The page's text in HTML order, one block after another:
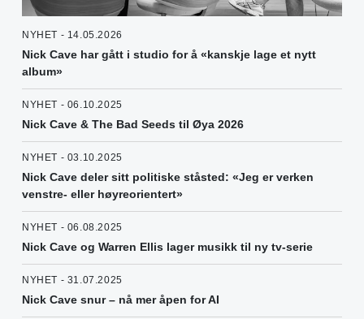
NYHET - 14.05.2026
Nick Cave har gått i studio for å «kanskje lage et nytt
album»
NYHET - 06.10.2025
Nick Cave & The Bad Seeds til Øya 2026
NYHET - 03.10.2025
Nick Cave deler sitt politiske ståsted: «Jeg er verken
venstre- eller høyreorientert»
NYHET - 06.08.2025
Nick Cave og Warren Ellis lager musikk til ny tv-serie
NYHET - 31.07.2025
Nick Cave snur – nå mer åpen for AI